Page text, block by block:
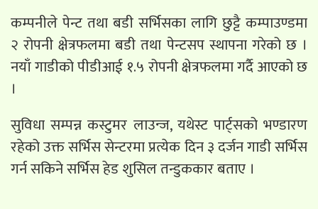
कम्पनीले पेन्ट तथा बडी सर्भिसका लागि छुट्टै कम्पाउण्डमा
२ रोपनी क्षेत्रफलमा बडी तथा पेन्टसप स्थापना गरेको छ ।
नयाँ गाडीको पीडीआई १.५ रोपनी क्षेत्रफलमा गर्दै आएको छ
।
सुविधा सम्पन्न कस्टुमर लाउन्ज, यथेस्ट पार्ट्सको भण्डारण
रहेको उक्त सर्भिस सेन्टरमा प्रत्येक दिन ३ दर्जन गाडी सर्भिस
गर्न सकिने सर्भिस हेड शुसिल तन्डुककार बताए ।